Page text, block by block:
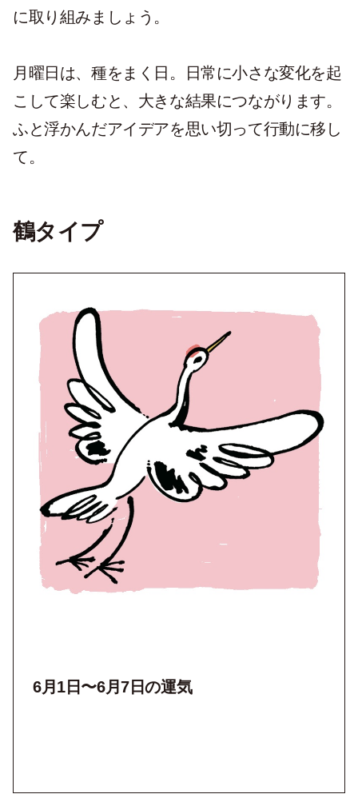
に取り組みましょう。
月曜日は、種をまく日。日常に小さな変化を起
こして楽しむと、大きな結果につながります。
ふと浮かんだアイデアを思い切って行動に移し
て。
鶴タイプ
6月1日〜6月7日の運気